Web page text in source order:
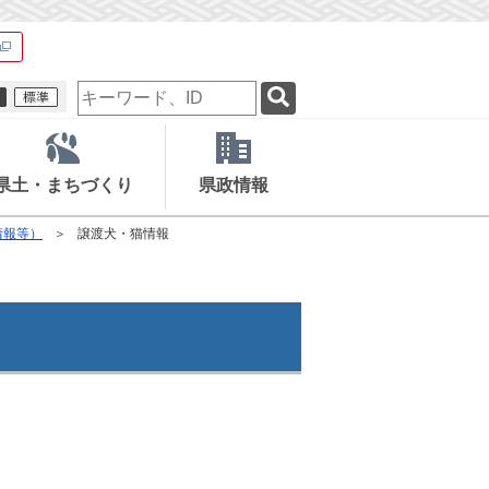
検
索
ー
ー
ド
土・まちづくり 県政情報
等） 譲渡犬・猫情報